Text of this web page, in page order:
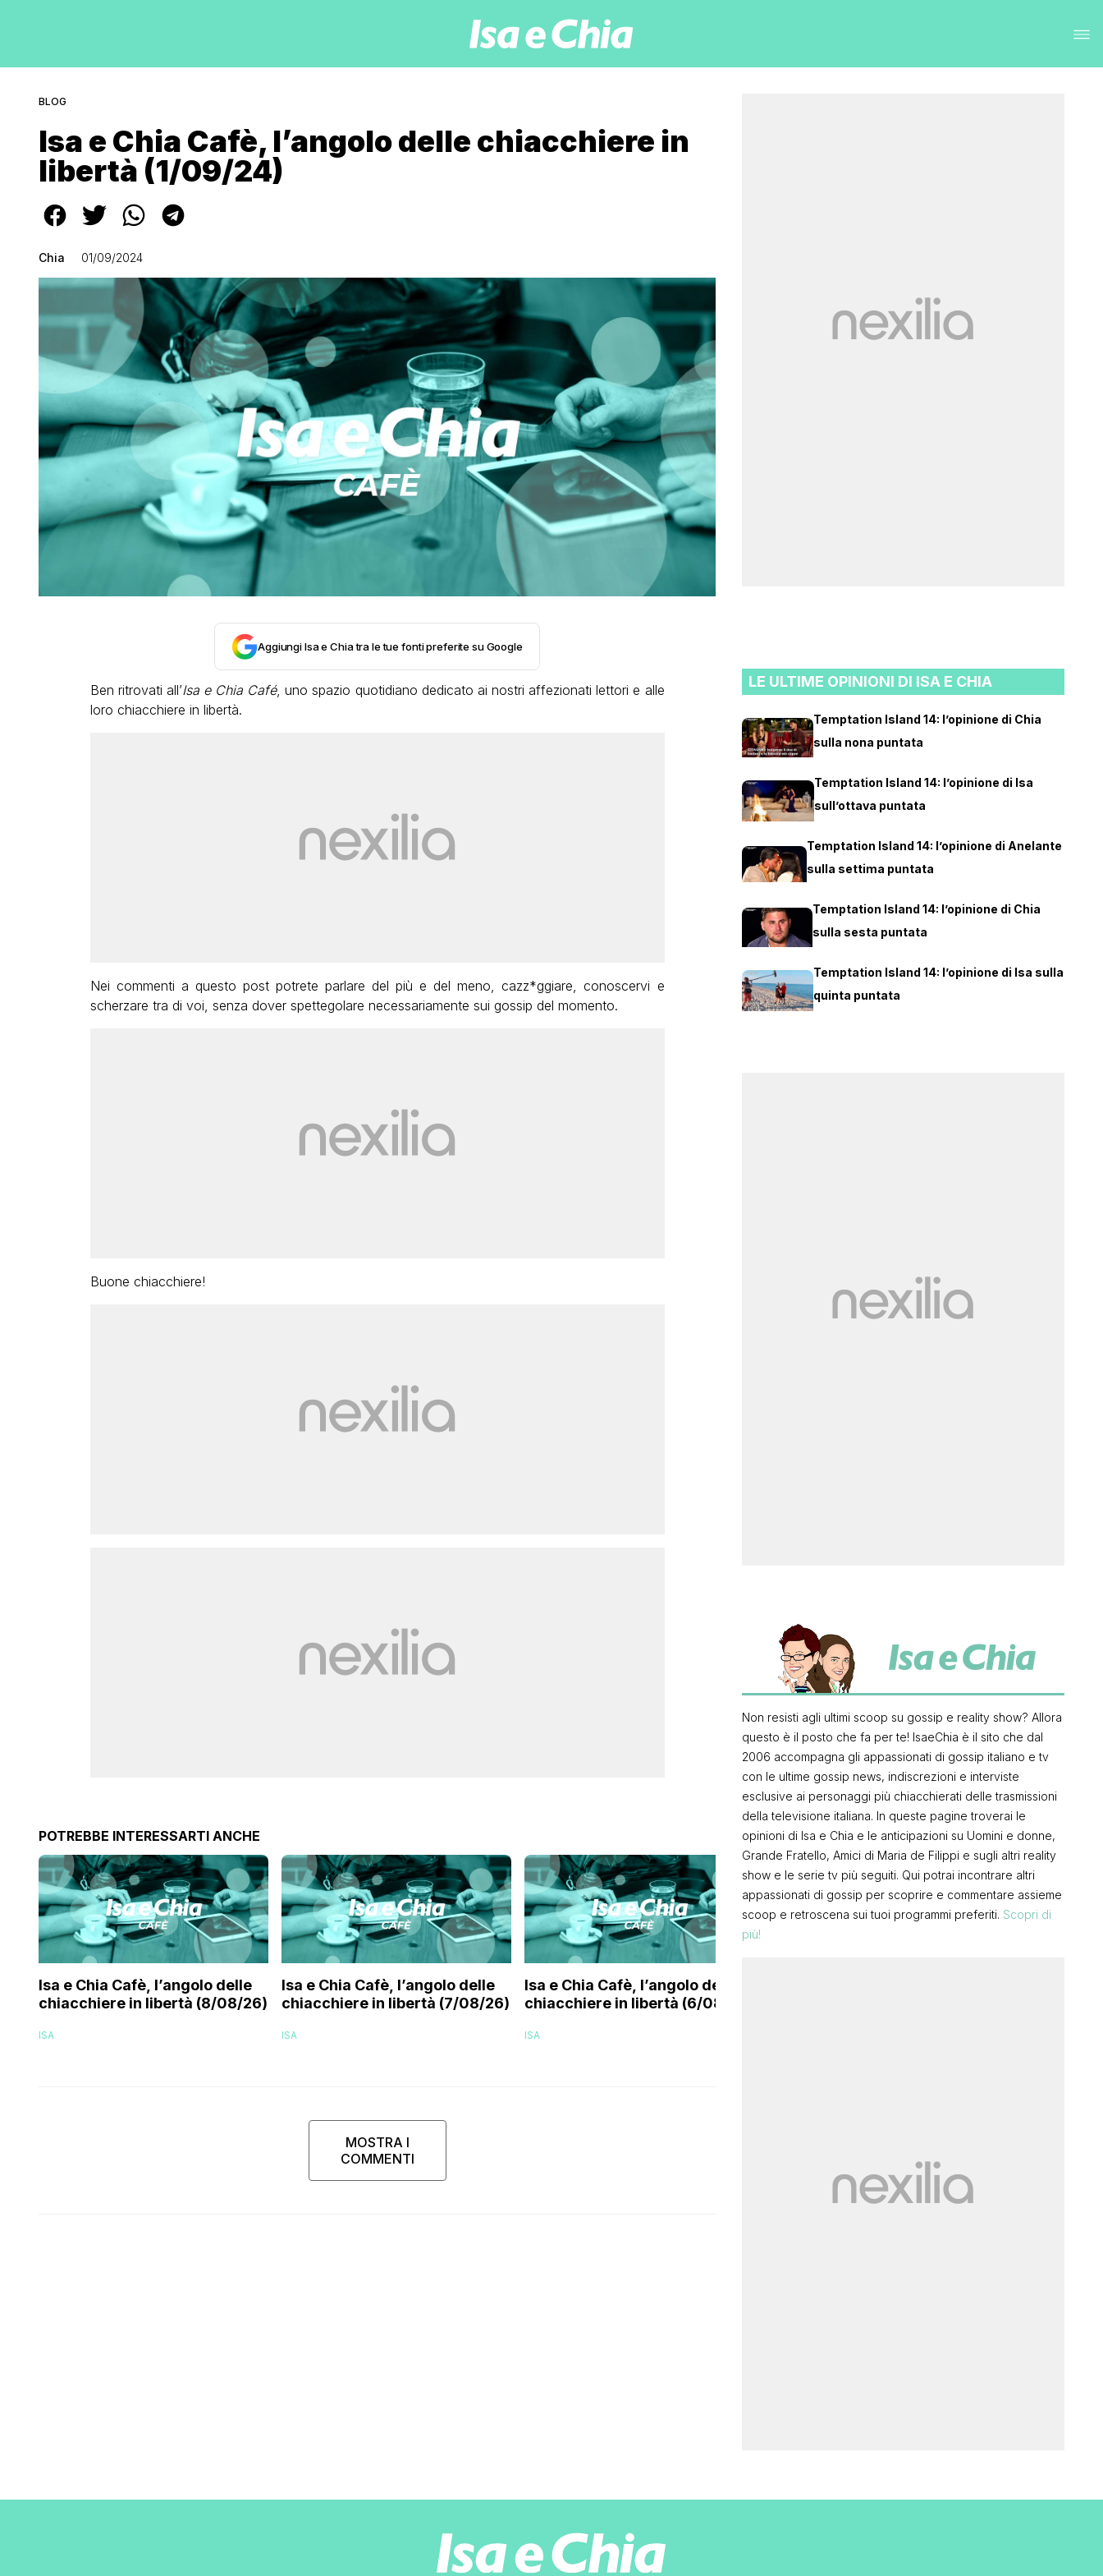
BLOG
Isa e Chia Cafè, l’angolo delle chiacchiere in
libertà (1/09/24)
Chia 01/09/2024
Aggiungi Isa e Chia tra le tue fonti preferite su Google
Ben ritrovati all’Isa e Chia Café, uno spazio quotidiano dedicato ai nostri affezionati lettori e alle
loro chiacchiere in libertà.
Nei commenti a questo post potrete parlare del più e del meno, cazz*ggiare, conoscervi e
scherzare tra di voi, senza dover spettegolare necessariamente sui gossip del momento.
Buone chiacchiere!
POTREBBE INTERESSARTI ANCHE
Isa e Chia Cafè, l’angolo delle
chiacchiere in libertà (8/08/26)
ISA
Isa e Chia Cafè, l’angolo delle
chiacchiere in libertà (7/08/26)
ISA
Isa e Chia Cafè, l’angolo delle
chiacchiere in libertà (6/08/26)
ISA
MOSTRA I
COMMENTI
LE ULTIME OPINIONI DI ISA E CHIA
Temptation Island 14: l’opinione di Chia
sulla nona puntata
Temptation Island 14: l’opinione di Isa
sull’ottava puntata
Temptation Island 14: l’opinione di Anelante
sulla settima puntata
Temptation Island 14: l’opinione di Chia
sulla sesta puntata
Temptation Island 14: l’opinione di Isa sulla
quinta puntata
Non resisti agli ultimi scoop su gossip e reality show? Allora
questo è il posto che fa per te! IsaeChia è il sito che dal
2006 accompagna gli appassionati di gossip italiano e tv
con le ultime gossip news, indiscrezioni e interviste
esclusive ai personaggi più chiacchierati delle trasmissioni
della televisione italiana. In queste pagine troverai le
opinioni di Isa e Chia e le anticipazioni su Uomini e donne,
Grande Fratello, Amici di Maria de Filippi e sugli altri reality
show e le serie tv più seguiti. Qui potrai incontrare altri
appassionati di gossip per scoprire e commentare assieme
scoop e retroscena sui tuoi programmi preferiti. Scopri di
più!